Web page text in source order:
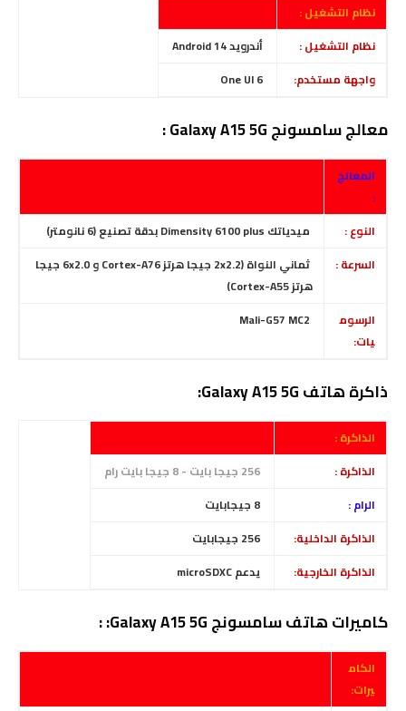
نظام التشغيل :
نظام التشغيل :
أندرويد Android 14
واجهة مستخدم:
معالج سامسونج Galaxy A15 5G :
المعالج
:
النوع :
ميدياتك Dimensity 6100 plus بدقة تصنيع (6 نانومتر)
السرعة :
ثماني النواة (2x2.2 جيجا هرتز Cortex-A76 و 6x2.0 جيجا
هرتز Cortex-A55)
الرسوم
يات:
Mali-G57 MC2
ذاكرة هاتف Galaxy A15 5G:
الذاكرة :
الذاكرة :
256 جيجا بايت - 8 جيجا بايت رام
الرام :
جيجابايت
الذاكرة الداخلية:
256 جيجابايت
الذاكرة الخارجية:
يدعم microSDXC
كاميرات هاتف سامسونج Galaxy A15 5G: :
الكام
يرات: